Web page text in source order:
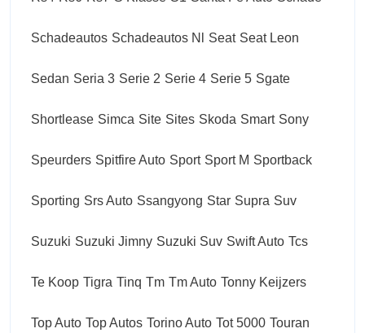
Schadeautos Schadeautos Nl Seat Seat Leon
Sedan Seria 3 Serie 2 Serie 4 Serie 5 Sgate
Shortlease Simca Site Sites Skoda Smart Sony
Speurders Spitfire Auto Sport Sport M Sportback
Sporting Srs Auto Ssangyong Star Supra Suv
Suzuki Suzuki Jimny Suzuki Suv Swift Auto Tcs
Te Koop Tigra Tinq Tm Tm Auto Tonny Keijzers
Top Auto Top Autos Torino Auto Tot 5000 Touran